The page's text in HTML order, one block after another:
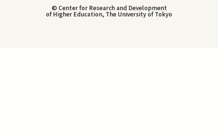
© Center for Research and Development
of Higher Education, The University of Tokyo